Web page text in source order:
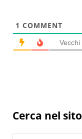
1 COMMENT
Vecchi
Sidebar
Cerca nel sito